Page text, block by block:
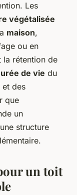
Les
végétalisée
maison,
ou en
la rétention de
de vie du
et des
que
un
structure
un toit